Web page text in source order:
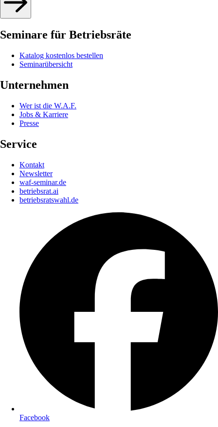
Seminare für Betriebsräte
Katalog kostenlos bestellen
Seminarübersicht
Unternehmen
Wer ist die W.A.F.
Jobs & Karriere
Presse
Service
Kontakt
Newsletter
waf-seminar.de
betriebsrat.ai
betriebsratswahl.de
Facebook